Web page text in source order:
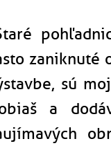
zaniknuté
sú
a